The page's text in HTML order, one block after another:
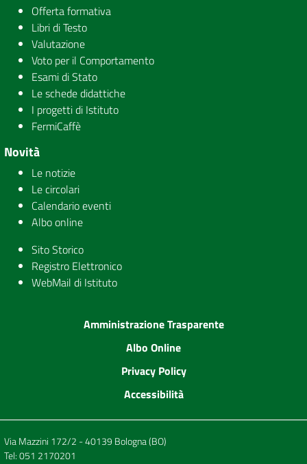
Offerta formativa
Libri di Testo
Valutazione
Voto per il Comportamento
Esami di Stato
Le schede didattiche
I progetti di Istituto
FermiCaffè
Novità
Le notizie
Le circolari
Calendario eventi
Albo online
Sito Storico
Registro Elettronico
WebMail di Istituto
Amministrazione Trasparente
Albo Online
Privacy Policy
Accessibilità
Via Mazzini 172/2 - 40139 Bologna (BO)
Tel:051 2170201